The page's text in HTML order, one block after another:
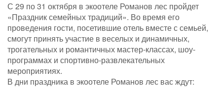
С 29 по 31 октября в экоотеле Романов лес пройдет
«Праздник семейных традиций». Во время его
проведения гости, посетившие отель вместе с семьей,
смогут принять участие в веселых и динамичных,
трогательных и романтичных мастер-классах, шоу-
программах и спортивно-развлекательных
мероприятиях.
В дни праздника в экоотеле Романов лес вас ждут: